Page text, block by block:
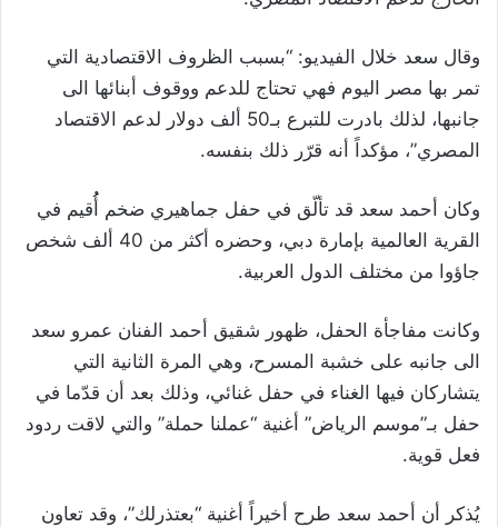
وقال سعد خلال الفيديو: “بسبب الظروف الاقتصادية التي
تمر بها مصر اليوم فهي تحتاج للدعم ووقوف أبنائها الى
جانبها، لذلك بادرت للتبرع بـ50 ألف دولار لدعم الاقتصاد
المصري”، مؤكداً أنه قرّر ذلك بنفسه.
وكان أحمد سعد قد تألّق في حفل جماهيري ضخم أُُقيم في
القرية العالمية بإمارة دبي، وحضره أكثر من 40 ألف شخص
جاؤوا من مختلف الدول العربية.
وكانت مفاجأة الحفل، ظهور شقيق أحمد الفنان عمرو سعد
الى جانبه على خشبة المسرح، وهي المرة الثانية التي
يتشاركان فيها الغناء في حفل غنائي، وذلك بعد أن قدّما في
حفل بـ”موسم الرياض” أغنية “عملنا حملة” والتي لاقت ردود
فعل قوية.
يُذكر أن أحمد سعد طرح أخيراً أغنية “بعتذرلك”، وقد تعاون